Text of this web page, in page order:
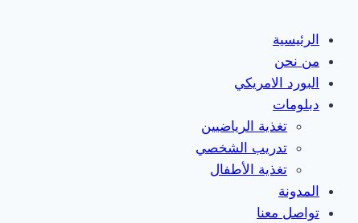
الرئيسية
من نحن
البورد الامريكي
دبلومات
تغذية الرياضيين
تدريب الشخصي
تغذية الأطفال
المدونة
تواصل معنا